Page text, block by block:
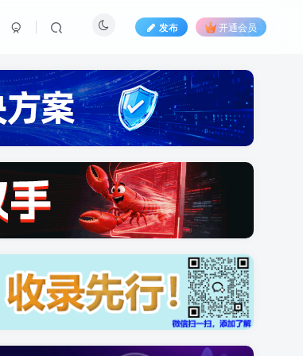
发布 开通会员